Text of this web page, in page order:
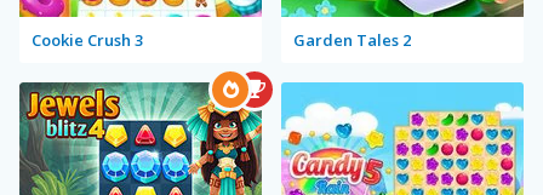
Cookie Crush 3 Garden Tales 2